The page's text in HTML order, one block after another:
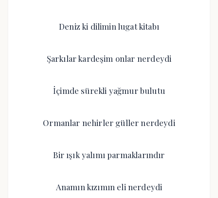
Deniz ki dilimin lugat kitabı
Şarkılar kardeşim onlar nerdeydi
İçimde sürekli yağmur bulutu
Ormanlar nehirler güller nerdeydi
Bir ışık yalımı parmaklarındır
Anamın kızımın eli nerdeydi